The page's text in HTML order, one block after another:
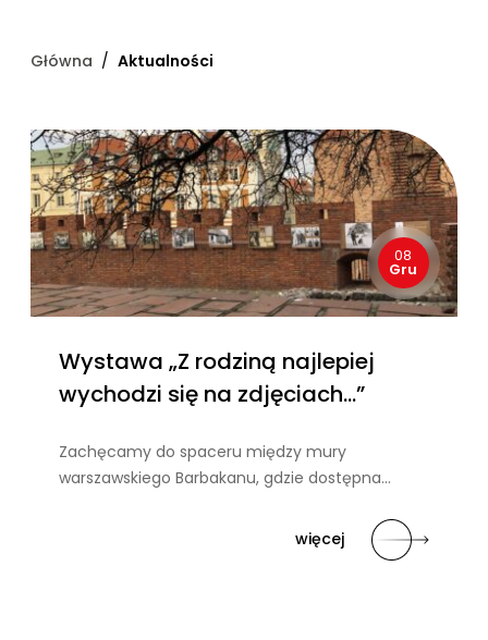
Główna Aktualności
08
Gru
Wystawa „Z rodziną najlepiej
wychodzi się na zdjęciach…”
Zachęcamy do spaceru między mury
warszawskiego Barbakanu, gdzie dostępna…
więcej